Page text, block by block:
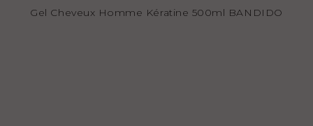
Gel Cheveux Homme Kératine 500ml BANDIDO